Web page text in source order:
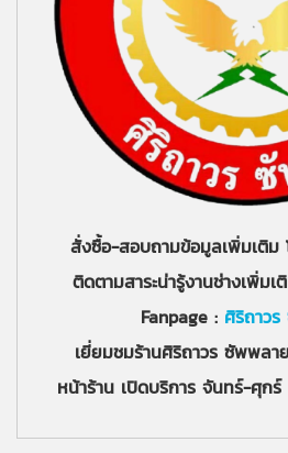
สั่งซื้อ-สอบถามข้อมูลเพิ่มเติม
ติดตามสาระน่ารู้งานช่างเพิ่ม
Fanpage : ศิริถาว
เยี่ยมชมร้านศิริถาวร ซัพพลา
หน้าร้าน เปิดบริการ จันทร์-ศุกร์